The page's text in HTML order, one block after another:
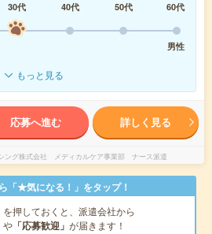
30代 40代 50代
60代
男性
もっと見る
応募へ進む 詳しく見る
ング株式会社 メディカルケア事業部 ナース派遣
「★気になる！」をタップ！
を押しておくと、派遣会社から
や 「応募歓迎」 が届きます！